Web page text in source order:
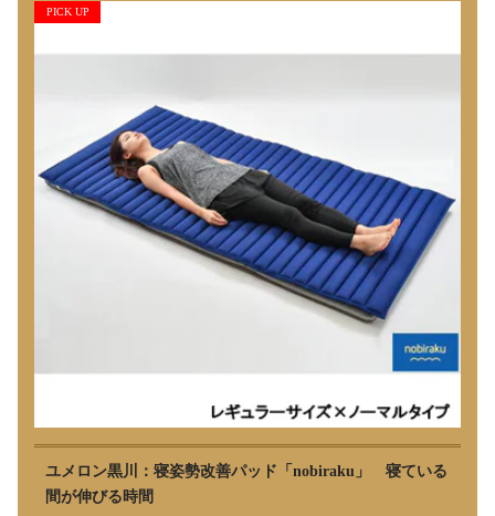
PICK UP
ユメロン黒川：寝姿勢改善パッド「nobiraku」 寝ている
間が伸びる時間